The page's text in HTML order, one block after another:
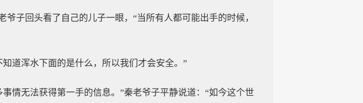
子回头看了自己的儿子一眼，“当所有人都可能出手的时候，
道浑水下面的是什么，所以我们才会安全。”
情无法获得第一手的信息。”秦老爷子平静说道：“如今这个世